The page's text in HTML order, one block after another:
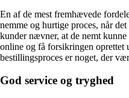
En af de mest fremhævede
nemme og hurtige proces, når
kunder nævner, at de nemt
online og få forsikringen oprettet
bestillingsproces er noget, der
God service og tryghed